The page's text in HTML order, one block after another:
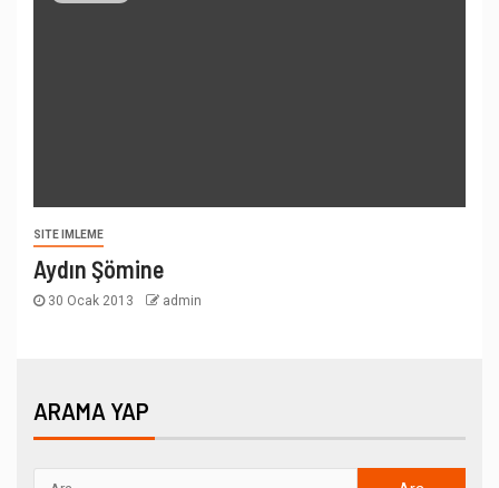
SITE IMLEME
Aydın Şömine
30 Ocak 2013 admin
ARAMA YAP